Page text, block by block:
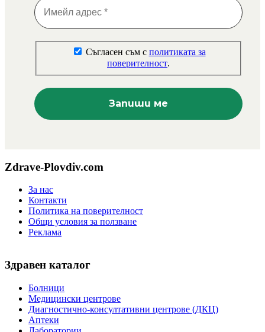
Съгласен съм с политиката за
поверителност.
Zdrave-Plovdiv.com
За нас
Контакти
Политика на поверителност
Общи условия за ползване
Реклама
Здравен каталог
Болници
Медицински центрове
Диагностично-консултативни центрове (ДКЦ)
Аптеки